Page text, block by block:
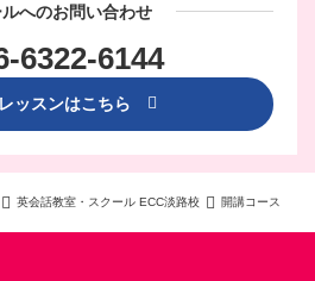
ルへのお問い合わせ
6322-6144
ッスンはこちら
英会話教室・スクール ECC淡路校 開講コース